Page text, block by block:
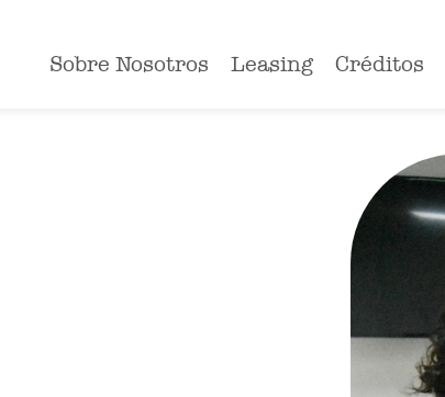
Sobre Nosotros Leasing Créditos